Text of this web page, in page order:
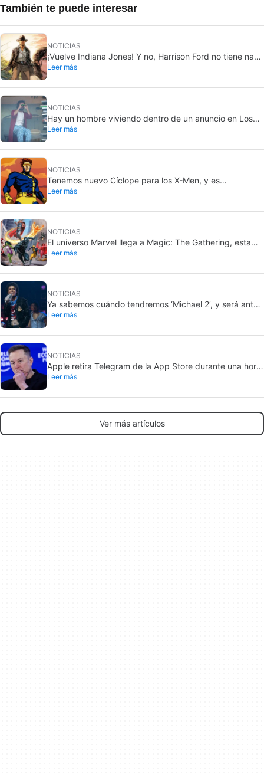
También te puede interesar
NOTICIAS
¡Vuelve Indiana Jones! Y no, Harrison Ford no tiene nada
que ver con este proyecto
Leer más
NOTICIAS
Hay un hombre viviendo dentro de un anuncio en Los
Angeles, y solo unos pocos saben qué película está
Leer más
NOTICIAS
Tenemos nuevo Cíclope para los X-Men, y es
simplemente perfecto
Leer más
NOTICIAS
El universo Marvel llega a Magic: The Gathering, esta
vez por todo lo alto
Leer más
NOTICIAS
Ya sabemos cuándo tendremos ‘Michael 2’, y será antes
de lo que imaginas
Leer más
NOTICIAS
Apple retira Telegram de la App Store durante una hora,
pero no toca X
Leer más
Ver más artículos